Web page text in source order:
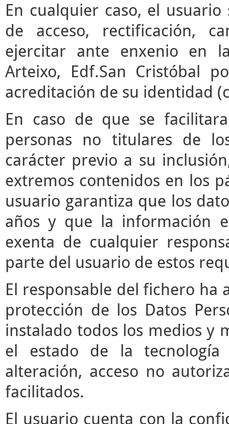
En cualquier caso, el
de acceso, rectificación,
ejercitar ante enxenio en
Arteixo, Edf.San Cristóbal
acreditación de su identidad
En caso de que se
personas no titulares de
carácter previo a su
extremos contenidos en los
usuario garantiza que los
años y que la información
exenta de cualquier
parte del usuario de estos
El responsable del fichero ha
protección de los Datos
instalado todos los medios y
el estado de la
alteración, acceso no
facilitados.
El usuario cuenta con la